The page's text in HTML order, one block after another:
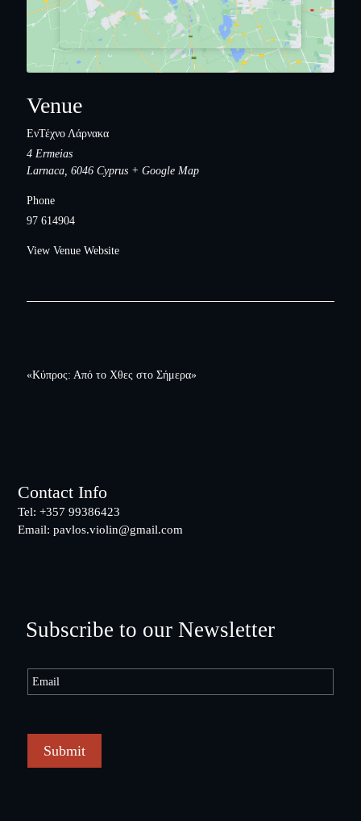
Venue
ΕνΤέχνο Λάρνακα
4 Ermeias
Larnaca 6046 Cyprus + Google Map
Phone
97 614904
View Venue Website
«Κύπρος: Από το Χθες στο Σήμερα»
Contact Info
Tel: +357 99386423
Email:pavlos.violin@gmail.com
Subscribe to our Newsletter
Submit